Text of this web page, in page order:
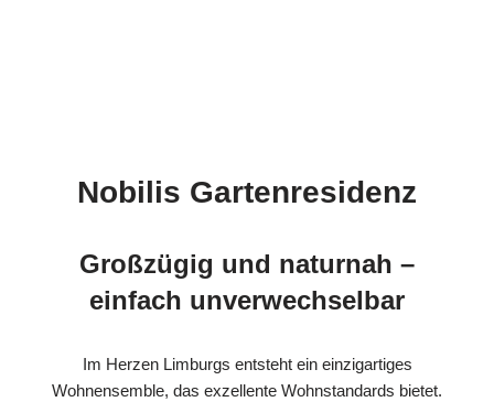
Nobilis Gartenresidenz
Großzügig und naturnah –
einfach unverwechselbar
Im Herzen Limburgs entsteht ein einzigartiges
Wohnensemble, das exzellente Wohnstandards bietet.